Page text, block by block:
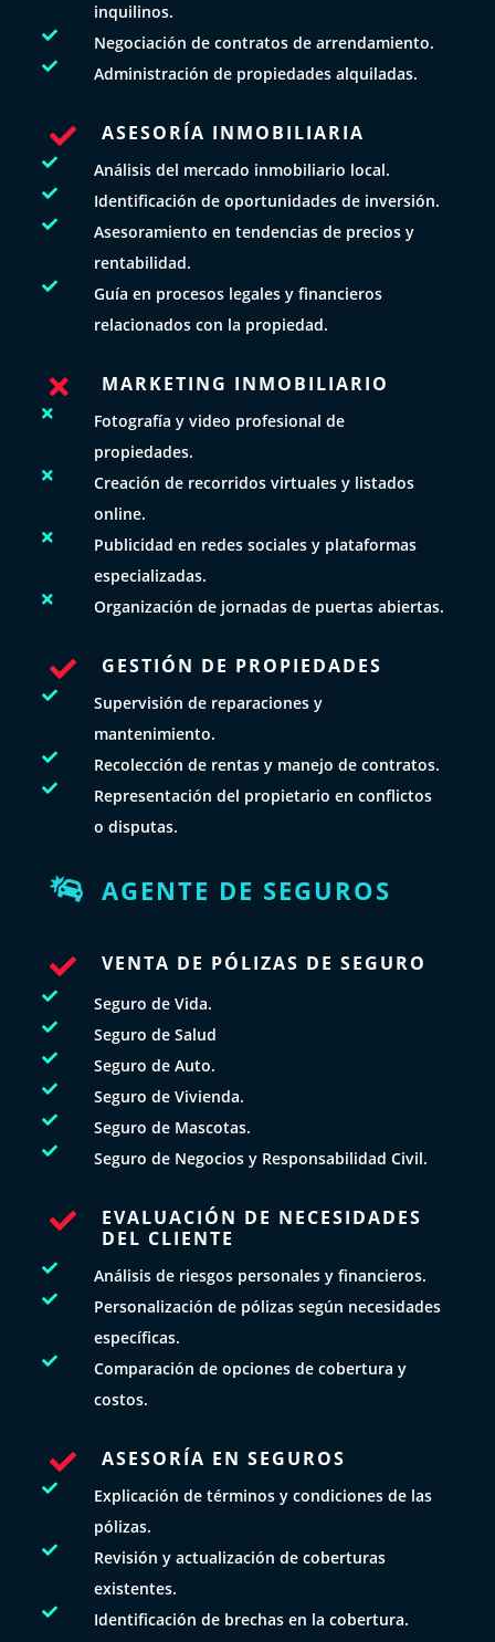
inquilinos.
 Negociación de contratos de arrendamiento.
 Administración de propiedades alquiladas.
 ASESORÍA INMOBILIARIA
 Análisis del mercado inmobiliario local.
 Identificación de oportunidades de inversión.

Asesoramiento en tendencias de precios y
rentabilidad.

Guía en procesos legales y financieros
relacionados con la propiedad.
 MARKETING INMOBILIARIO

Fotografía y video profesional de
propiedades.

Creación de recorridos virtuales y listados
online.

Publicidad en redes sociales y plataformas
especializadas.
 Organización de jornadas de puertas abiertas.
 GESTIÓN DE PROPIEDADES

Supervisión de reparaciones y
mantenimiento.
 Recolección de rentas y manejo de contratos.

Representación del propietario en conflictos
o disputas.
 AGENTE DE SEGUROS
 VENTA DE PÓLIZAS DE SEGURO
 Seguro de Vida.
 Seguro de Salud
 Seguro de Auto.
 Seguro de Vivienda.
 Seguro de Mascotas.
 Seguro de Negocios y Responsabilidad Civil.

EVALUACIÓN DE NECESIDADES
DEL CLIENTE
 Análisis de riesgos personales y financieros.

Personalización de pólizas según necesidades
específicas.

Comparación de opciones de cobertura y
costos.
 ASESORÍA EN SEGUROS

Explicación de términos y condiciones de las
pólizas.

Revisión y actualización de coberturas
existentes.
 Identificación de brechas en la cobertura.